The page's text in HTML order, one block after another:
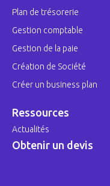
Plan de trésorerie
Gestion comptable
Gestion de la paie
Création de Société
Créer un business plan
Ressources
Actualités
Obtenir un devis